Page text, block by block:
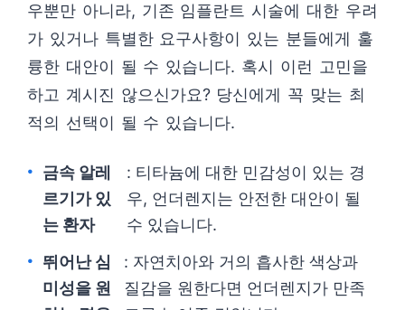
우뿐만 아니라, 기존 임플란트 시술에 대한 우려
가 있거나 특별한 요구사항이 있는 분들에게 훌
륭한 대안이 될 수 있습니다. 혹시 이런 고민을
하고 계시진 않으신가요? 당신에게 꼭 맞는 최
적의 선택이 될 수 있습니다.
금속 알레
르기가 있
는 환자
: 티타늄에 대한 민감성이 있는 경
우, 언더렌지는 안전한 대안이 될
수 있습니다.
뛰어난 심
미성을 원
: 자연치아와 거의 흡사한 색상과
질감을 원한다면 언더렌지가 만족